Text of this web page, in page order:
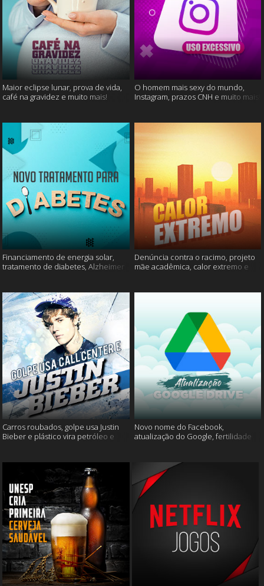
Maior eclipse lunar, prova de vida,
café na gravidez e muito mais!
O homem mais sexy do mundo,
Instagram, prazos CNH e muito mais!
Financiamento de energia solar,
tratamento de diabetes, Alzheimer
Denúncia contra o racimo, projeto
mãe acadêmica, calor extremo e
Carros roubados, golpe usa Justin
Bieber e plástico vira petróleo e
Novo nome do Facebook,
atualização do Google, fertilidade